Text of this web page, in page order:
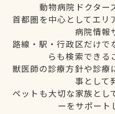
動物病院ドクター
首都圏を中心としてエリ
病院情報
路線・駅・行政区だけで
らも検索できる
獣医師の診療方針や診療
事として
ペットも大切な家族とし
ーをサポート